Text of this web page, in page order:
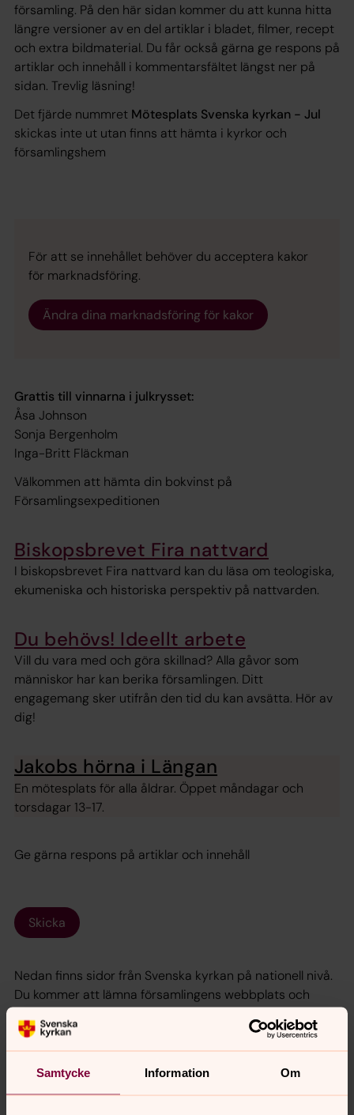
Samtycke Information Om
församling. På den här sidan kommer du att kunna hitta
längre versioner av en del artiklar i bladet, filmer, recept
och extra bildmaterial. Du får också gärna ge respons på
artiklar och innehåll i kommentarsfältet längst ner på
sidan. Trevlig läsning!
Det fjärde nummret Mötesplats Svenska kyrkan - Jul
skickas inte ut utan finns att hämta i kyrkor och
församlingshem
För att se innehållet behöver du acceptera kakor
för marknadsföring.
Ändra dina marknadsföring för kakor
Grattis till vinnarna i julkrysset:
Åsa Johnson
Sonja Bergenholm
Inga-Britt Fläckman
Välkommen att hämta din bokvinst på
Församlingsexpeditionen
Biskopsbrevet Fira nattvard
I biskopsbrevet Fira nattvard kan du läsa om teologiska,
ekumeniska och historiska perspektiv på nattvarden.
Du behövs! Ideellt arbete
Vill du vara med och göra skillnad? Alla gåvor som
människor har kan berika församlingen. Ditt
engagemang sker utifrån den tid du kan avsätta. Hör av
dig!
Jakobs hörna i Längan
En mötesplats för alla åldrar. Öppet måndagar och
torsdagar 13-17.
Ge gärna respons på artiklar och innehåll
Skicka
Nedan finns sidor från Svenska kyrkan på nationell nivå.
Du kommer att lämna församlingens webbplats och
omdirigeras till Svenska kyrkans gemensamma
webbplats.